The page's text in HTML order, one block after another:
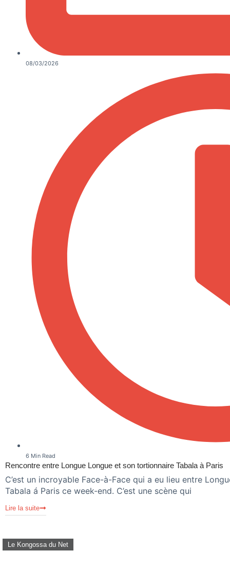
08/03/2026
6 Min Read
Rencontre entre Longue Longue et son tortionnaire Tabala à Paris
C’est un incroyable Face-à-Face qui a eu lieu entre
Tabala á Paris ce week-end. C’est une scène qui
Lire la suite
Le Kongossa du Net